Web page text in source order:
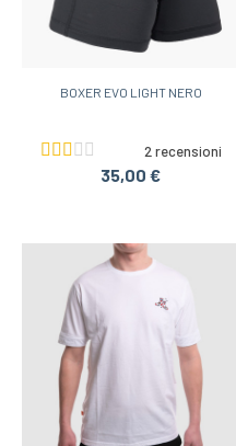
BOXER EVO LIGHT NERO
2 recensioni
35,00 €